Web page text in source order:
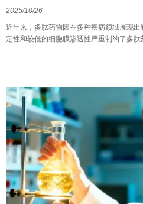
2025/10/26
近年来，多肽药物因在多种疾病领域展现
定性和较低的细胞膜渗透性严重制约了多肽